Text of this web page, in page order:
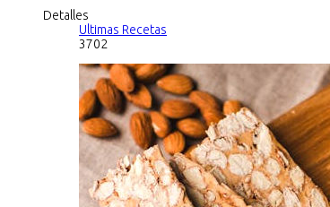
Detalles
Ultimas Recetas
3702